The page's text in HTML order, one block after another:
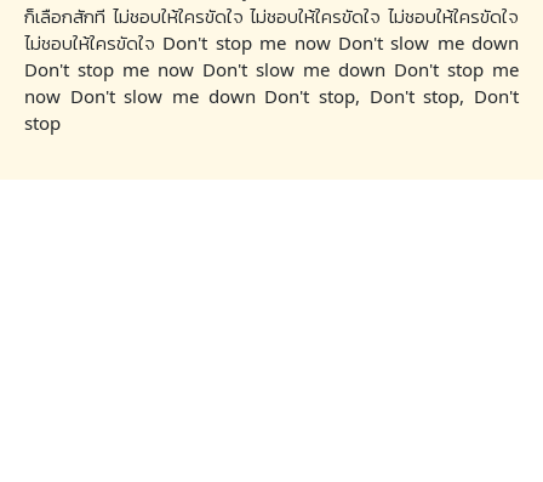
ก็เลือกสักที ไม่ชอบให้ใครขัดใจ ไม่ชอบให้ใครขัดใจ ไม่ชอบให้ใครขัดใจ
ไม่ชอบให้ใครขัดใจ Don't stop me now Don't slow me down
Don't stop me now Don't slow me down Don't stop me
now Don't slow me down Don't stop, Don't stop, Don't
stop